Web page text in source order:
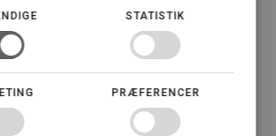
afdeling allerede i dag på telefon
du har brug for rådgivning eller bistand i
via inkasso.
og billigt oprette dininkassosag her
STATISTIK
PRÆFERENCER